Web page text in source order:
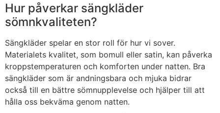
Hur påverkar sängkläder
sömnkvaliteten?
Sängkläder spelar en stor roll för hur vi sover.
Materialets kvalitet, som bomull eller satin, kan påverka
kroppstemperaturen och komforten under natten. Bra
sängkläder som är andningsbara och mjuka bidrar
också till en bättre sömnupplevelse och hjälper till att
hålla oss bekväma genom natten.